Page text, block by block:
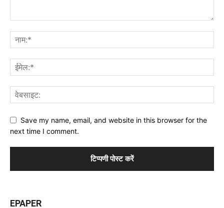
Save my name, email, and website in this browser for the
next time I comment.
EPAPER